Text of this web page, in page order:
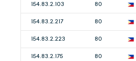
154.83.2.103 80
154.83.2.217 80
154.83.2.223 80
154.83.2.175 80